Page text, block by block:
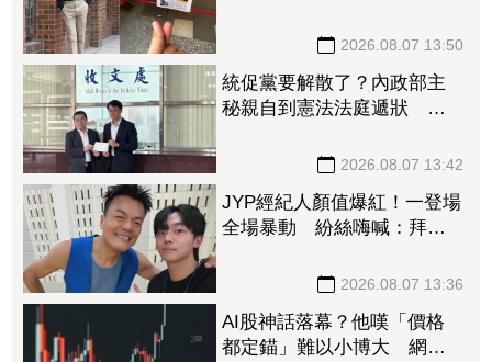
2026.08.07 13:50
統促黨要解散了？內政部主
秘親自到憲法法庭遞狀 聲
2026.08.07 13:42
JYP經紀人顏值爆紅！一登場
全場暴動 紛絲嗨喊：拜託
2026.08.07 13:36
AI股神話落幕？他嘆「價格
都定錨」難以小博大 網搖